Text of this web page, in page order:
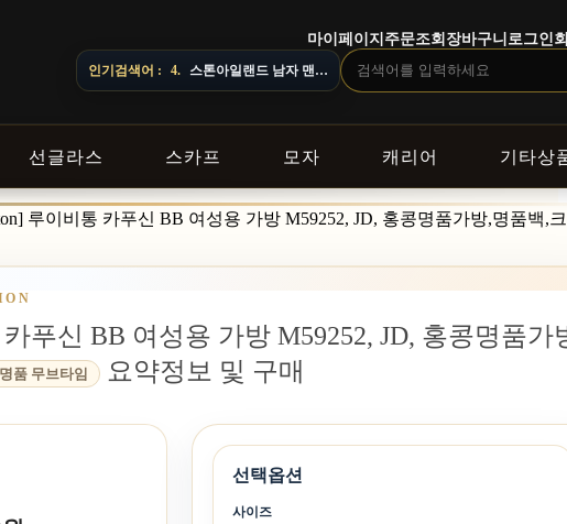
마이페이지 주문조회 장바구니 로그인
인기검색어 :
4. 스톤아일랜드 남자 맨투맨
5. 오프화이트 남자 후드
선글라스 스카프 모자 캐리어 기타상
루이비통 카푸신 BB 여성용 가방 M59252, JD, 홍콩명품가방,명품백,
푸신 BB 여성용 가방 M59252, JD, 홍콩명품가
품 무브타임 요약정보 및 구매
선택옵션
사이즈